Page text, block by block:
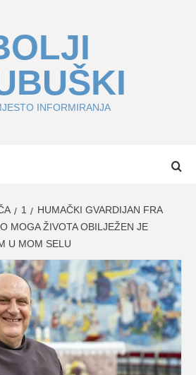
INFORMIRANJA
1
HUMAČKI GVARDIJAN FRA
MOGA ŽIVOTA OBILJEŽEN JE
U MOM SELU